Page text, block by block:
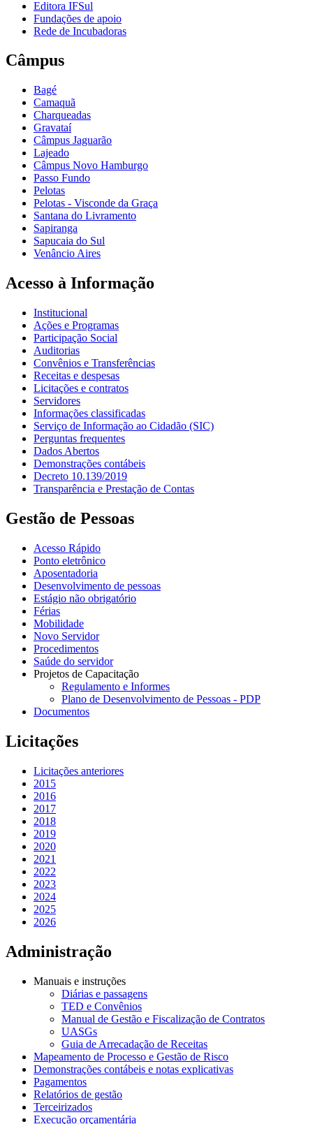
Editora IFSul
Fundações de apoio
Rede de Incubadoras
Câmpus
Bagé
Camaquã
Charqueadas
Gravataí
Câmpus Jaguarão
Lajeado
Câmpus Novo Hamburgo
Passo Fundo
Pelotas
Pelotas - Visconde da Graça
Santana do Livramento
Sapiranga
Sapucaia do Sul
Venâncio Aires
Acesso à Informação
Institucional
Ações e Programas
Participação Social
Auditorias
Convênios e Transferências
Receitas e despesas
Licitações e contratos
Servidores
Informações classificadas
Serviço de Informação ao Cidadão (SIC)
Perguntas frequentes
Dados Abertos
Demonstrações contábeis
Decreto 10.139/2019
Transparência e Prestação de Contas
Gestão de Pessoas
Acesso Rápido
Ponto eletrônico
Aposentadoria
Desenvolvimento de pessoas
Estágio não obrigatório
Férias
Mobilidade
Novo Servidor
Procedimentos
Saúde do servidor
Projetos de Capacitação
Regulamento e Informes
Plano de Desenvolvimento de Pessoas - PDP
Documentos
Licitações
Licitações anteriores
2015
2016
2017
2018
2019
2020
2021
2022
2023
2024
2025
2026
Administração
Manuais e instruções
Diárias e passagens
TED e Convênios
Manual de Gestão e Fiscalização de Contratos
UASGs
Guia de Arrecadação de Receitas
Mapeamento de Processo e Gestão de Risco
Demonstrações contábeis e notas explicativas
Pagamentos
Relatórios de gestão
Terceirizados
Execução orçamentária